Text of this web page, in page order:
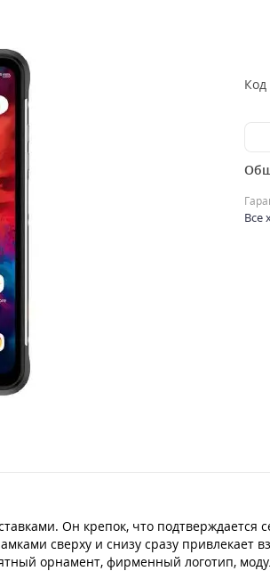
Код
Все
Он крепок, что подтверждается
сверху и снизу сразу привлекает
орнамент, фирменный логотип,